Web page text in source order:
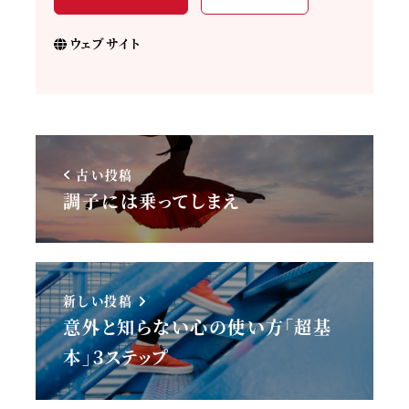
ウェブサイト
古い投稿
調子には乗ってしまえ
新しい投稿
意外と知らない心の使い方「超基
本」３ステップ